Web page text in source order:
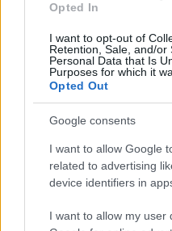
Opted In
I want to opt-out of
Retention, Sale, and/or
Personal Data that Is
Purposes for which it
Opted Out
Google consents
I want to allow Google
related to advertising
device identifiers in
I want to allow my user
του μοντέλου.
Διατίθεται δε στην
επιδότηση και
εισαγωγικής), σετιμή
αντίστοιχη θερμική
Citroen C3Turbo100
ζει άνετους χώρους,
τις αναρτήσεις
καθώς και απλότητα